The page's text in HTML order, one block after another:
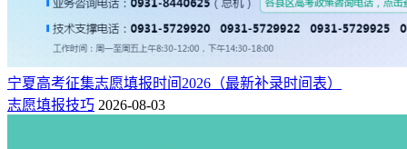
宁夏高考征集志愿填报时间2026（最新补录时间表）
志愿填报技巧 2026-08-03